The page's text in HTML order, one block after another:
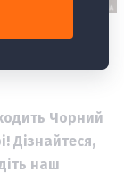
яким
Чорний
Дізнайтеся,
наш